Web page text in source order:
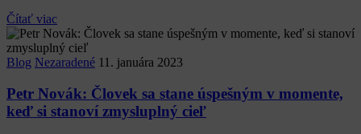
Čítať viac
Blog Nezaradené 11. januára 2023
Petr Novák: Človek sa stane úspešným v momente,
keď si stanoví zmysluplný cieľ